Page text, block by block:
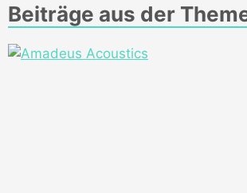
Beiträge aus der